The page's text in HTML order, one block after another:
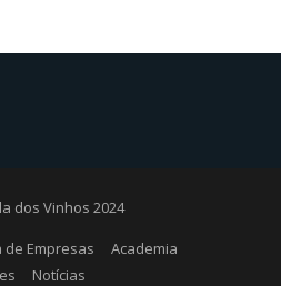
dos Vinhos 2024
Empresas
Academia
Notícias